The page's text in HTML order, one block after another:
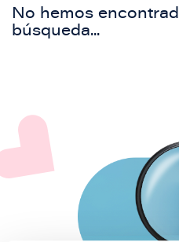
No hemos
búsqueda...